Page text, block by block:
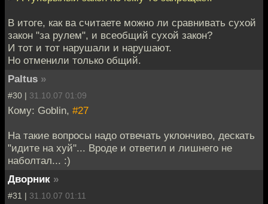
В итоге, как ва считаете можно ли сравнивать сухой
закон "за рулем", и всеобщий сухой закон?
И тот и тот нарушали и нарушают.
Но отменили только общий.
Paltus »
#30 | 31.10.07 01:09
Кому: Goblin, #27
На такие вопросы надо отвечать уклончиво, дескать
"идите на хуй"... Вроде и ответил и лишнего не
наболтал... :)
Дворник »
#31 | 31.10.07 01:11